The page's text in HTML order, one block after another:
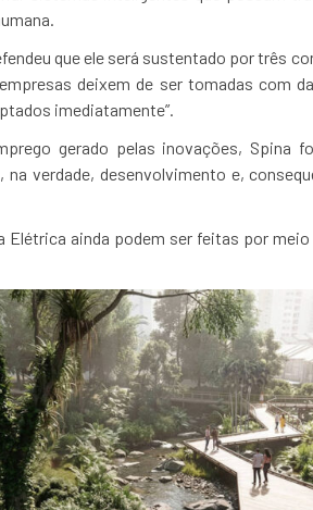
que ele será sustentado por três
deixem de ser tomadas com
imediatamente”.
gerado pelas inovações, Spina
verdade, desenvolvimento e,
Elétrica ainda podem ser feitas por